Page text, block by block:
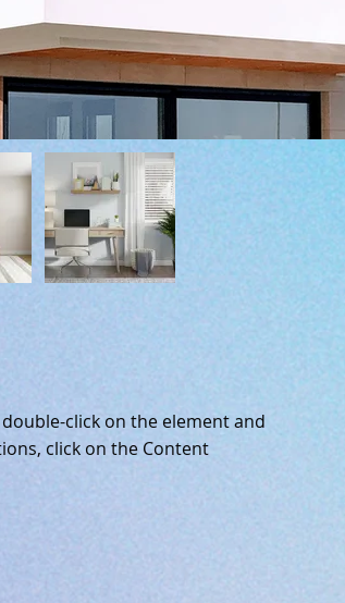
click on the element and
click on the Content